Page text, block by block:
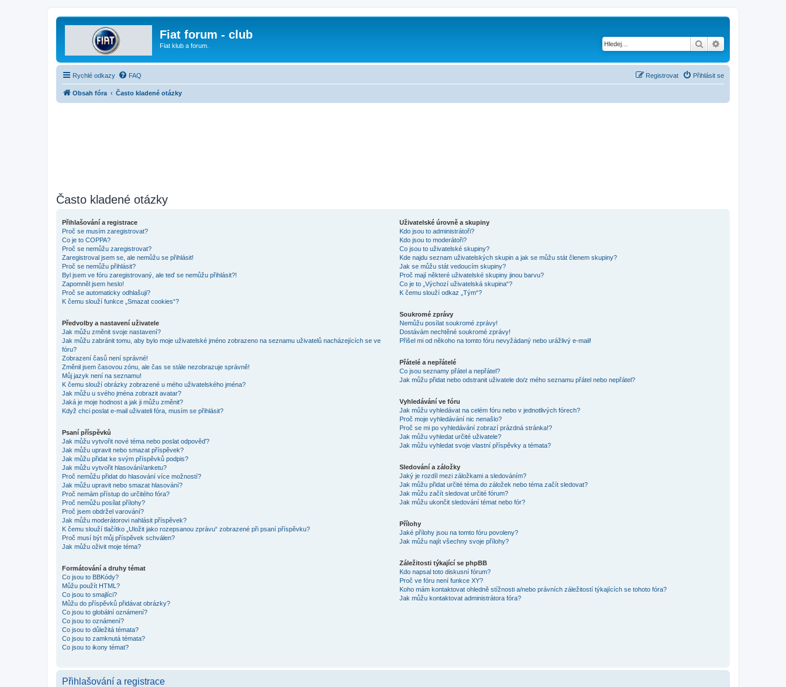
Fiat forum - club
Fiat klub a forum. Hledat
Rychlé odkazy FAQ Přihlásit se
Registrovat
Obsah fóra Často kladené otázky
Často kladené otázky
Přihlašování a registrace
Proč se musím zaregistrovat?
Co je to COPPA?
Proč se nemůžu zaregistrovat?
Zaregistroval jsem se, ale nemůžu se přihlásit!
Proč se nemůžu přihlásit?
Byl jsem ve fóru zaregistrovaný, ale teď se nemůžu přihlásit?!
Zapomněl jsem heslo!
Proč se automaticky odhlašuji?
K čemu slouží funkce „Smazat cookies“?
Předvolby a nastavení uživatele
Jak můžu změnit svoje nastavení?
Jak můžu zabránit tomu, aby bylo moje uživatelské jméno zobrazeno na seznamu uživatelů nacházejících se ve
fóru?
Zobrazení časů není správné!
Změnil jsem časovou zónu, ale čas se stále nezobrazuje správně!
Můj jazyk není na seznamu!
K čemu slouží obrázky zobrazené u mého uživatelského jména?
Jak můžu u svého jména zobrazit avatar?
Jaká je moje hodnost a jak ji můžu změnit?
Když chci poslat e-mail uživateli fóra, musím se přihlásit?
Psaní příspěvků
Jak můžu vytvořit nové téma nebo poslat odpověď?
Jak můžu upravit nebo smazat příspěvek?
Jak můžu přidat ke svým příspěvků podpis?
Jak můžu vytvořit hlasování/anketu?
Proč nemůžu přidat do hlasování více možností?
Jak můžu upravit nebo smazat hlasování?
Proč nemám přístup do určitého fóra?
Proč nemůžu posílat přílohy?
Proč jsem obdržel varování?
Jak můžu moderátorovi nahlásit příspěvek?
K čemu slouží tlačítko „Uložit jako rozepsanou zprávu“ zobrazené při psaní příspěvku?
Proč musí být můj příspěvek schválen?
Jak můžu oživit moje téma?
Formátování a druhy témat
Co jsou to BBKódy?
Můžu použít HTML?
Co jsou to smajlíci?
Můžu do příspěvků přidávat obrázky?
Co jsou to globální oznámení?
Co jsou to oznámení?
Co jsou to důležitá témata?
Co jsou to zamknutá témata?
Co jsou to ikony témat?
Uživatelské úrovně a skupiny
Kdo jsou to administrátoři?
Kdo jsou to moderátoři?
Co jsou to uživatelské skupiny?
Kde najdu seznam uživatelských skupin a jak se můžu stát členem skupiny?
Jak se můžu stát vedoucím skupiny?
Proč mají některé uživatelské skupiny jinou barvu?
Co je to „Výchozí uživatelská skupina“?
K čemu slouží odkaz „Tým“?
Soukromé zprávy
Nemůžu posílat soukromé zprávy!
Dostávám nechtěné soukromé zprávy!
Přišel mi od někoho na tomto fóru nevyžádaný nebo urážlivý e-mail!
Přátelé a nepřátelé
Co jsou seznamy přátel a nepřátel?
Jak můžu přidat nebo odstranit uživatele do/z mého seznamu přátel nebo nepřátel?
Vyhledávání ve fóru
Jak můžu vyhledávat na celém fóru nebo v jednotlivých fórech?
Proč moje vyhledávání nic nenašlo?
Proč se mi po vyhledávání zobrazí prázdná stránka!?
Jak můžu vyhledat určité uživatele?
Jak můžu vyhledat svoje vlastní příspěvky a témata?
Sledování a záložky
Jaký je rozdíl mezi záložkami a sledováním?
Jak můžu přidat určité téma do záložek nebo téma začít sledovat?
Jak můžu začít sledovat určité fórum?
Jak můžu ukončit sledování témat nebo fór?
Přílohy
Jaké přílohy jsou na tomto fóru povoleny?
Jak můžu najít všechny svoje přílohy?
Záležitosti týkající se phpBB
Kdo napsal toto diskusní fórum?
Proč ve fóru není funkce XY?
Koho mám kontaktovat ohledně stížnosti a/nebo právních záležitostí týkajících se tohoto fóra?
Jak můžu kontaktovat administrátora fóra?
Přihlašování a registrace